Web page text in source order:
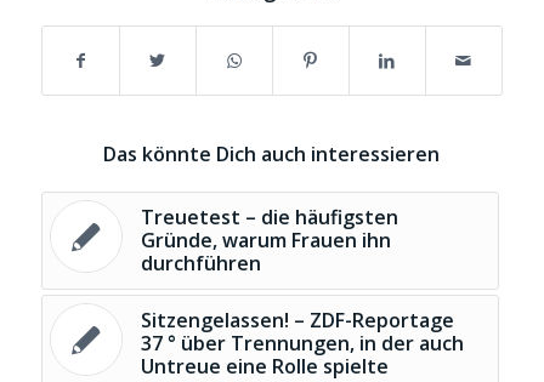
Das könnte Dich auch interessieren
Treuetest – die häufigsten
Gründe, warum Frauen ihn
durchführen
Sitzengelassen! – ZDF-Reportage
37 ° über Trennungen, in der auch
Untreue eine Rolle spielte